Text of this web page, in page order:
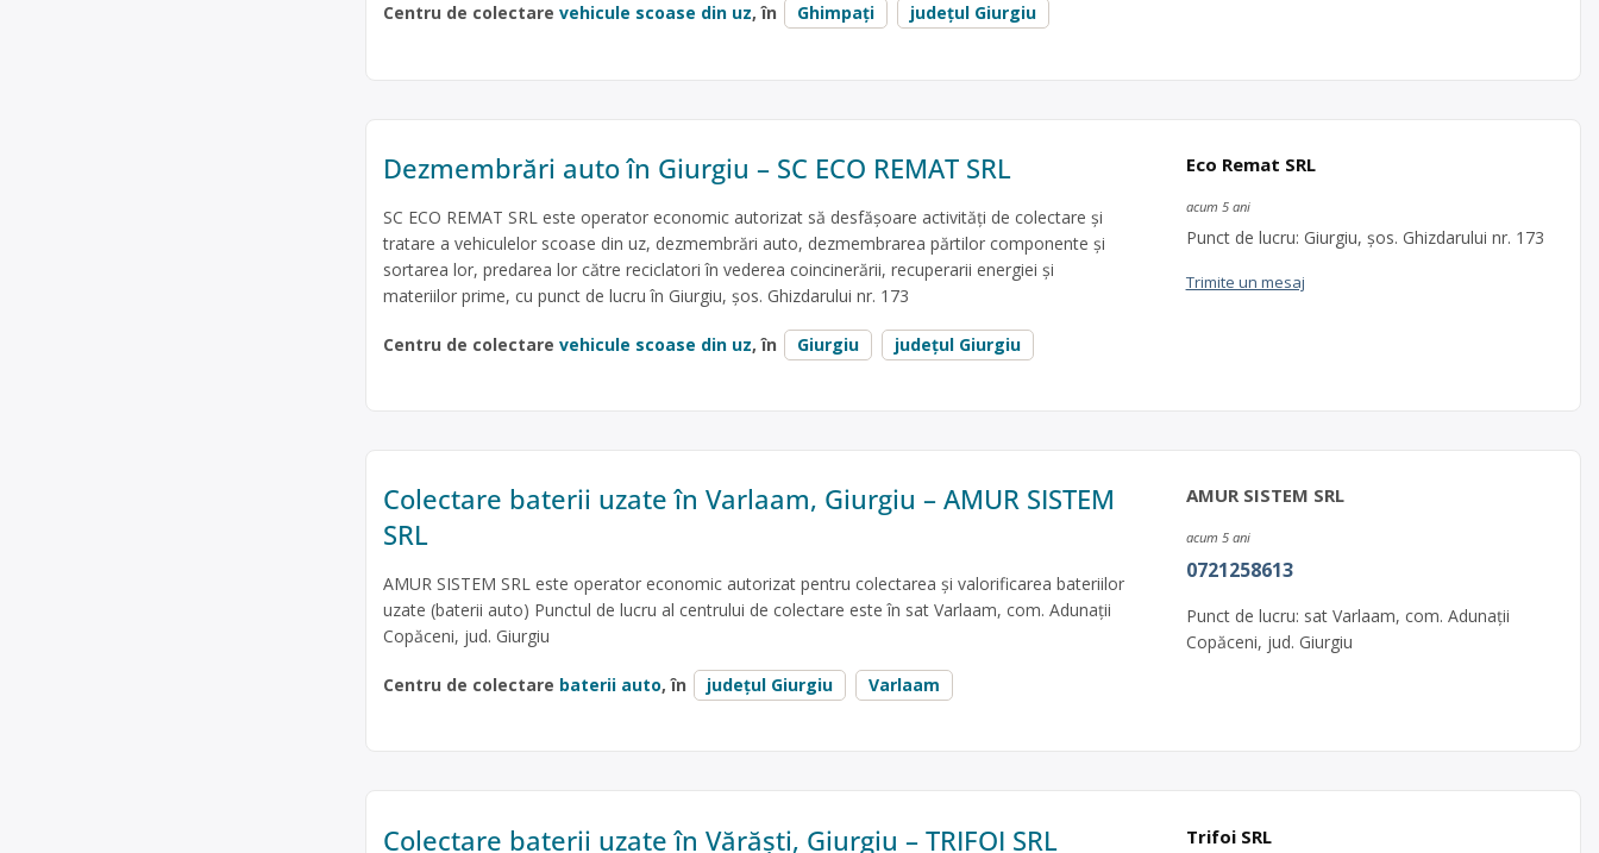
Centru de colectare vehicule scoase din uz, în Ghimpați județul Giurgiu
Dezmembrări auto în Giurgiu – SC ECO REMAT SRL
SC ECO REMAT SRL este operator economic autorizat să desfăşoare activităţi de colectare şi
tratare a vehiculelor scoase din uz, dezmembrări auto, dezmembrarea părtilor componente și
sortarea lor, predarea lor către reciclatori în vederea coincinerării, recuperarii energiei și
materiilor prime, cu punct de lucru în Giurgiu, șos. Ghizdarului nr. 173
Centru de colectare vehicule scoase din uz, în Giurgiu județul Giurgiu
Eco Remat SRL
acum 5 ani
Punct de lucru: Giurgiu, șos. Ghizdarului nr. 173
Trimite un mesaj
Colectare baterii uzate în Varlaam, Giurgiu – AMUR SISTEM
SRL
AMUR SISTEM SRL este operator economic autorizat pentru colectarea și valorificarea bateriilor
uzate (baterii auto) Punctul de lucru al centrului de colectare este în sat Varlaam, com. Adunaţii
Copăceni, jud. Giurgiu
Centru de colectare baterii auto, în județul Giurgiu Varlaam
AMUR SISTEM SRL
acum 5 ani
0721258613
Punct de lucru: sat Varlaam, com. Adunaţii
Copăceni, jud. Giurgiu
Colectare baterii uzate în Vărăști, Giurgiu – TRIFOI SRL Trifoi SRL